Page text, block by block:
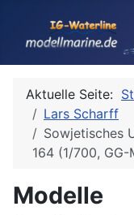
Aktuelle Seite:
Lars Scharff
Sowjetisches
164 (1/700,
Modelle